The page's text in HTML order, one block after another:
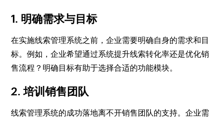
1. 明确需求与目标
在实施线索管理系统之前，企业需要明确自身的需求和目
标。例如，企业希望通过系统提升线索转化率还是优化销
售流程？明确目标有助于选择合适的功能模块。
2. 培训销售团队
线索管理系统的成功落地离不开销售团队的支持。企业需